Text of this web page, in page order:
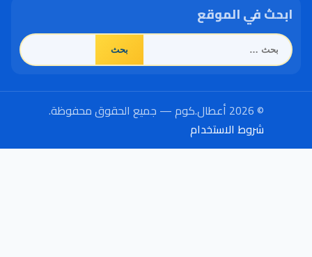
ابحث في الموقع
البحث
شروط الاستخدام